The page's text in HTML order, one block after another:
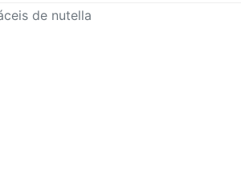
de nutella